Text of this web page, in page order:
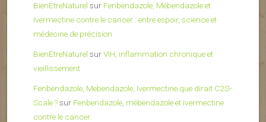
BienEtreNaturel sur Fenbendazole, Mébendazole et
Ivermectine contre le cancer : entre espoir, science et
médecine de précision
BienEtreNaturel surVIH, inflammation chronique et
vieillissement
Fenbendazole, Mebendazole, Ivermectine que dirait C2S-
Scale ?sur Fenbendazole, mébendazole et ivermectine
contre le cancer